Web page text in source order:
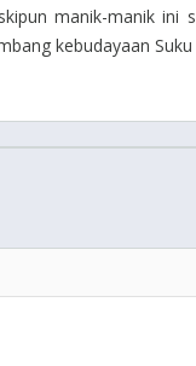
manik-manik ini
kebudayaan